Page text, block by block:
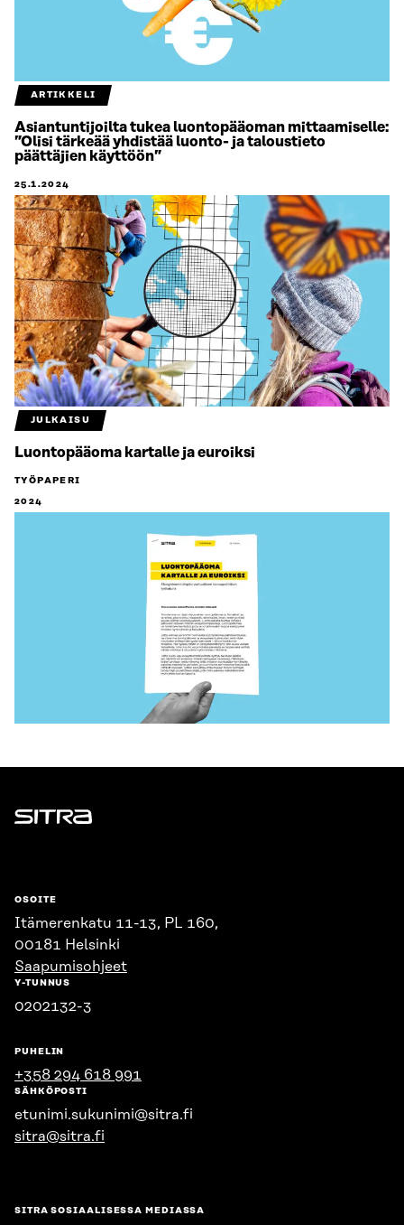
ARTIKKELI
Asiantuntijoilta tukea luontopääoman mittaamiselle:
”Olisi tärkeää yhdistää luonto- ja taloustieto
päättäjien käyttöön”
25.1.2024
JULKAISU
Luontopääoma kartalle ja euroiksi
TYÖPAPERI
2024
Sitra
OSOITE
Itämerenkatu 11-13, PL 160,
00181 Helsinki
Saapumisohjeet
Y-TUNNUS
0202132-3
PUHELIN
+358 294 618 991
SÄHKÖPOSTI
etunimi.sukunimi@sitra.fi
sitra@sitra.fi
SITRA SOSIAALISESSA MEDIASSA